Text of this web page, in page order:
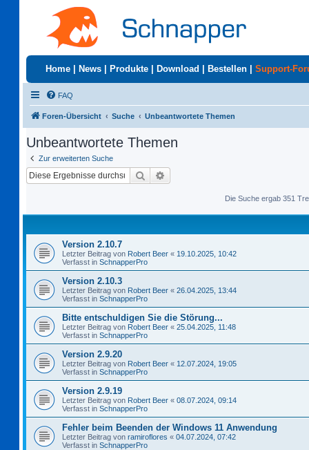
Home News Produkte Download Bestellen Support-
FAQ
Foren-Übersicht Suche Unbeantwortete Themen
Unbeantwortete Themen
Zur erweiterten Suche
Suche
Die Suche ergab 351
Version 2.10.7
Letzter Beitrag von Robert Beer « 19.10.2025, 10:42
Verfasst in SchnapperPro
Version 2.10.3
Letzter Beitrag von Robert Beer « 26.04.2025, 13:44
Verfasst in SchnapperPro
Bitte entschuldigen Sie die Störung...
Letzter Beitrag von Robert Beer « 25.04.2025, 11:48
Verfasst in SchnapperPro
Version 2.9.20
Letzter Beitrag von Robert Beer « 12.07.2024, 19:05
Verfasst in SchnapperPro
Version 2.9.19
Letzter Beitrag von Robert Beer « 08.07.2024, 09:14
Verfasst in SchnapperPro
Fehler beim Beenden der Windows 11 Anwendung
Letzter Beitrag von ramiroflores « 04.07.2024, 07:42
Verfasst in SchnapperPro